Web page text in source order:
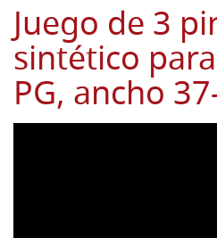
Juego de 3
sintético
PG, ancho